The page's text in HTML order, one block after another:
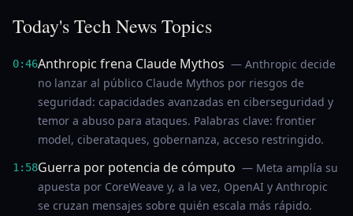
Today's Tech News Topics
0:46Anthropic frena Claude Mythos — Anthropic decide
no lanzar al público Claude Mythos por riesgos de
seguridad: capacidades avanzadas en ciberseguridad y
temor a abuso para ataques. Palabras clave: frontier
model, ciberataques, gobernanza, acceso restringido.
1:58Guerra por potencia de cómputo — Meta amplía su
apuesta por CoreWeave y, a la vez, OpenAI y Anthropic
se cruzan mensajes sobre quién escala más rápido.